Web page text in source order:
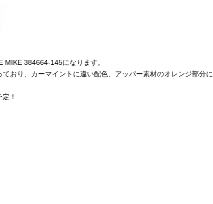
384664-145になります。
おり、カーマイントに違い配色、アッパー素材のオレンジ部分に
！